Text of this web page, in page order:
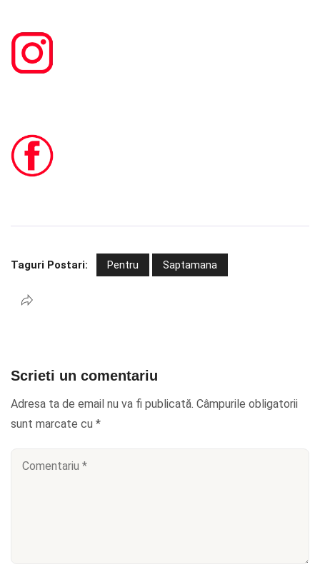
Taguri Postari: Pentru Saptamana
Scrieti un comentariu
Adresa ta de email nu va fi publicată. Câmpurile obligatorii
sunt marcate cu *